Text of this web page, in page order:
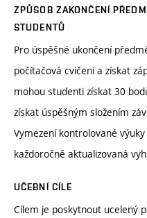
ZPŮSOB ZAKONČENÍ
STUDENTŮ
Pro úspěšné ukončení
počítačová cvičení a získat
mohou studenti získat 30
získat úspěšným složením
Vymezení kontrolované
každoročně aktualizovaná
UČEBNÍ CÍLE
Cílem je poskytnout ucelený